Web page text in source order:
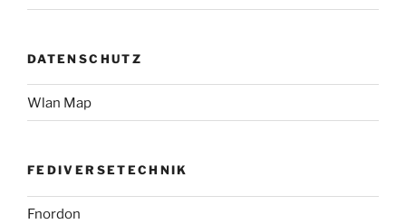
DATENSCHUTZ
Wlan Map
FEDIVERSETECHNIK
Fnordon